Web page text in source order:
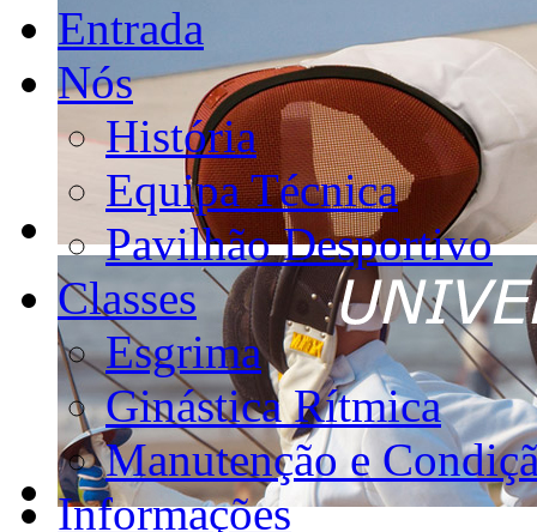
Entrada
Nós
História
Equipa Técnica
Pavilhão Desportivo
Classes
Esgrima
Ginástica Rítmica
Manutenção e
Informações